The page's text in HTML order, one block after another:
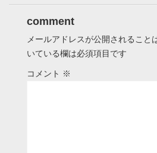
comment
メールアドレスが公開されること
いている欄は必須項目です
コメント ※